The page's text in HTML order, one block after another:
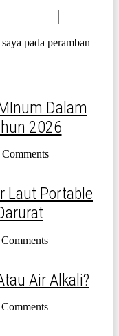
pada peramban
Dalam
2026
Laut Portable
Air Alkali?